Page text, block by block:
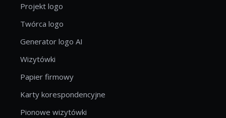
Projekt logo
Twórca logo
Generator logo AI
Wizytówki
Papier firmowy
Karty korespondencyjne
Pionowe wizytówki